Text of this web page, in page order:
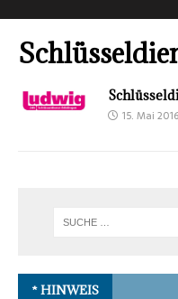
15. Mai 2016
* HINWEIS